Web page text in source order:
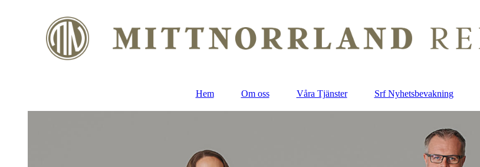
Hem Om oss Våra Tjänster Srf Nyhetsbevakning